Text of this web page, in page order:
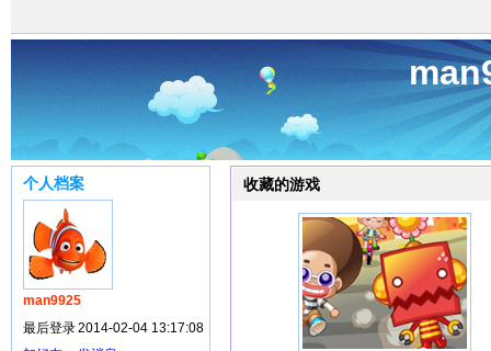
个人档案
man9925
最后登录2014-02-04 13:17:08
收藏的游戏